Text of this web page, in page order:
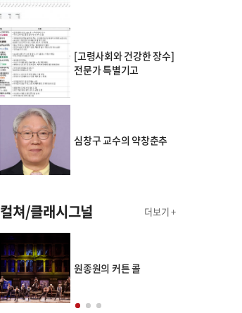
[고령사회와 건강한 장수]
전문가 특별기고
심창구 교수의 약창춘추
컬쳐/클래시그널 더보기 +
원종원의 커튼 콜